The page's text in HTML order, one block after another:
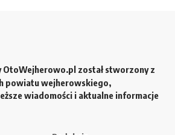
został stworzony z
powiatu wejherowskiego,
wiadomości i aktualne informacje